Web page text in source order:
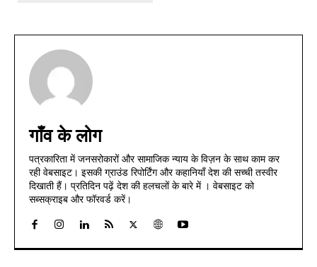
गाँव के लोग
पत्रकारिता में जनसरोकारों और सामाजिक न्याय के विज़न के साथ काम कर
रही वेबसाइट। इसकी ग्राउंड रिपोर्टिंग और कहानियाँ देश की सच्ची तस्वीर
दिखाती हैं। प्रतिदिन पढ़ें देश की हलचलों के बारे में । वेबसाइट को
सब्सक्राइब और फॉरवर्ड करें।